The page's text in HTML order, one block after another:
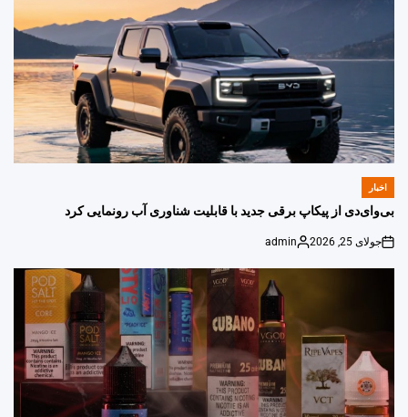
POSTED
اخبار
بی‌وای‌دی از پیکاپ برقی جدید با قابلیت شناوری آب رونمایی کرد
on
جولای 25, 2026
Posted
admin